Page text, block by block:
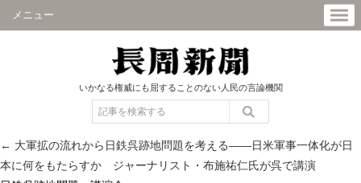
メニュー
いかなる権威にも屈することのない人民の言論機関
← 大軍拡の流れから日鉄呉跡地問題を考える――日米軍事一体化が日
本に何をもたらすか ジャーナリスト・布施祐仁氏が呉で講演